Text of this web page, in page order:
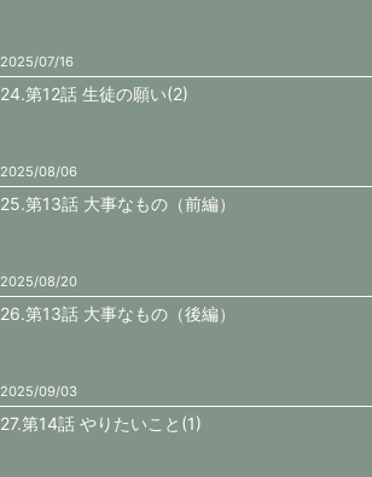
2025/07/16
24.第12話 生徒の願い(2)
2025/08/06
25.第13話 大事なもの（前編）
2025/08/20
26.第13話 大事なもの（後編）
2025/09/03
27.第14話 やりたいこと(1)